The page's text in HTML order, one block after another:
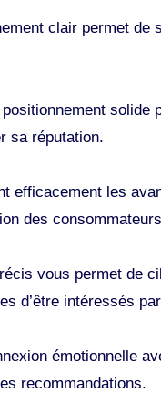
clair permet de
solide
sa réputation.
efficacement les
des
vous permet de
d’être intéressés
émotionnelle
recommandations.